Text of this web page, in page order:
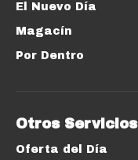
El Nuevo Día
Magacín
Por Dentro
Otros Servicios
Oferta del Día